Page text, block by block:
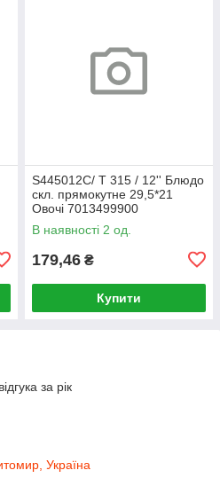
S445012C/ T 315 / 12'' Блюдо
скл. прямокутне 29,5*21
Овочі 7013499900
В наявності 2 од.
179,46 ₴
Купити
за рік
Україна